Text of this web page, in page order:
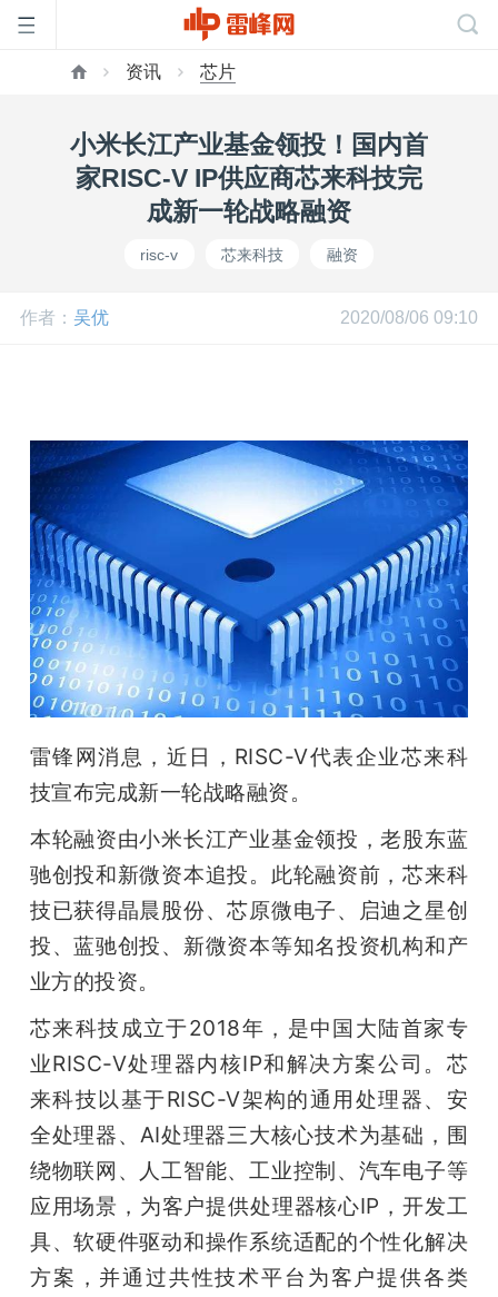
页
开
课
活
动
中
心
GAIR
题
爱
搞
机
资讯 芯片
小米长江产业基金领投！国内首
家RISC-V IP供应商芯来科技完
成新一轮战略融资
risc-v 芯来科技 融资
作者： 吴优 2020/08/06 09:10
雷锋网消息，近日，RISC-V代表企业芯来科
技宣布完成新一轮战略融资。
本轮融资由小米长江产业基金领投，老股东蓝
驰创投和新微资本追投。此轮融资前，芯来科
技已获得晶晨股份、芯原微电子、启迪之星创
投、蓝驰创投、新微资本等知名投资机构和产
业方的投资。
芯来科技成立于2018年，是中国大陆首家专
业RISC-V处理器内核IP和解决方案公司。芯
来科技以基于RISC-V架构的通用处理器、安
全处理器、AI处理器三大核心技术为基础，围
绕物联网、人工智能、工业控制、汽车电子等
应用场景，为客户提供处理器核心IP，开发工
具、软硬件驱动和操作系统适配的个性化解决
方案，并通过共性技术平台为客户提供各类